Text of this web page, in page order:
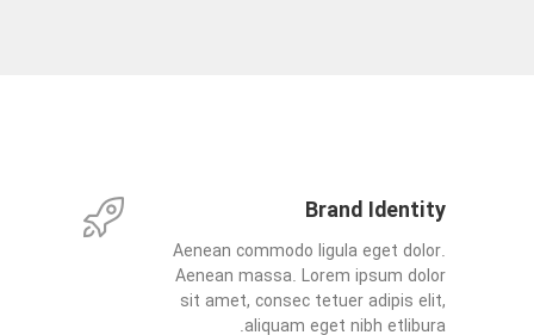
Brand Identity
Aenean commodo ligula eget dolor.
Aenean massa. Lorem ipsum dolor
sit amet, consec tetuer adipis elit,
aliquam eget nibh etlibura.